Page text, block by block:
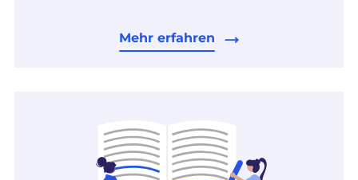
Mehr erfahren